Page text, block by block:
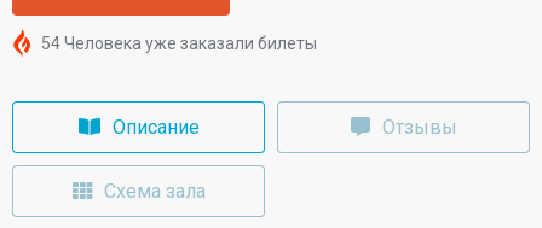
54 Человека уже заказали билеты
Описание Отзывы
Схема зала